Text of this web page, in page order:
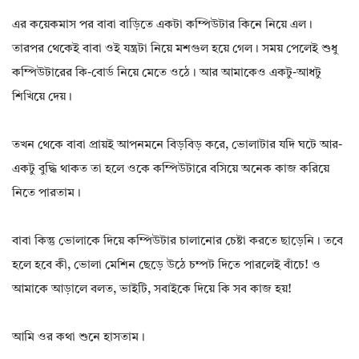
এর কয়েকমাস পর বাবা বাড়িতে একটা কম্পিউটার কিনে নিয়ে এল।
তারপর থেকেই বাবা ওই যন্ত্রটা নিয়ে মশগুল হয়ে গেল। সময় পেলেই শুধু
কম্পিউটারের কি-বোর্ড নিয়ে মেতে ওঠে। আর আমাকেও একটু-আধটু
শিখিয়ে দেয়।
তখন থেকে বাবা প্রায়ই আপনমনে বিড়বিড় করে, ভোলাটার যদি ঘটে আর-
একটু বুদ্ধি থাকত তা হলে ওকে কম্পিউটারে বসিয়ে অনেক কাজ করিয়ে
নিতে পারতাম।
বাবা কিন্তু ভোলাকে দিয়ে কম্পিউটার চালানোর চেষ্টা করতে ছাড়েনি। তবে
হলে হবে কী, ভোলা মেশিন ছেড়ে উঠে চম্পট দিতে পারলেই বাঁচে! ও
আমাকে আড়ালে বলত, ভাইটি, সবাইকে দিয়ে কি সব কাজ হয়!
আমি ওর কথা শুনে হাসতাম।